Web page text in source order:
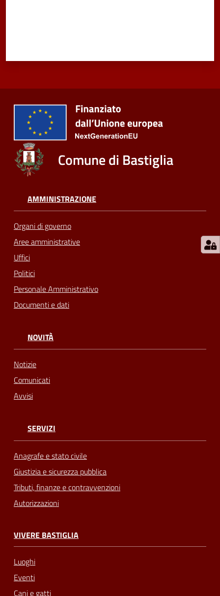
Comune di Bastiglia
AMMINISTRAZIONE
Organi di governo
Aree amministrative
Uffici
Politici
Personale Amministrativo
Documenti e dati
NOVITÀ
Notizie
Comunicati
Avvisi
SERVIZI
Anagrafe e stato civile
Giustizia e sicurezza pubblica
Tributi, finanze e contravvenzioni
Autorizzazioni
VIVERE BASTIGLIA
Luoghi
Eventi
Cani e gatti